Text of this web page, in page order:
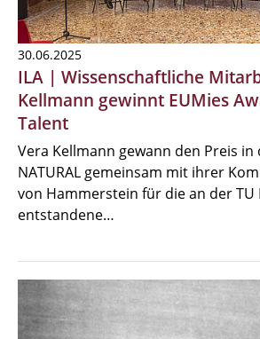
30.06.2025
ILA | Wissenschaftliche
Kellmann gewinnt EUMies
Talent
Vera Kellmann gewann den Preis
NATURAL gemeinsam mit ihrer
von Hammerstein für die an der TU
entstandene…